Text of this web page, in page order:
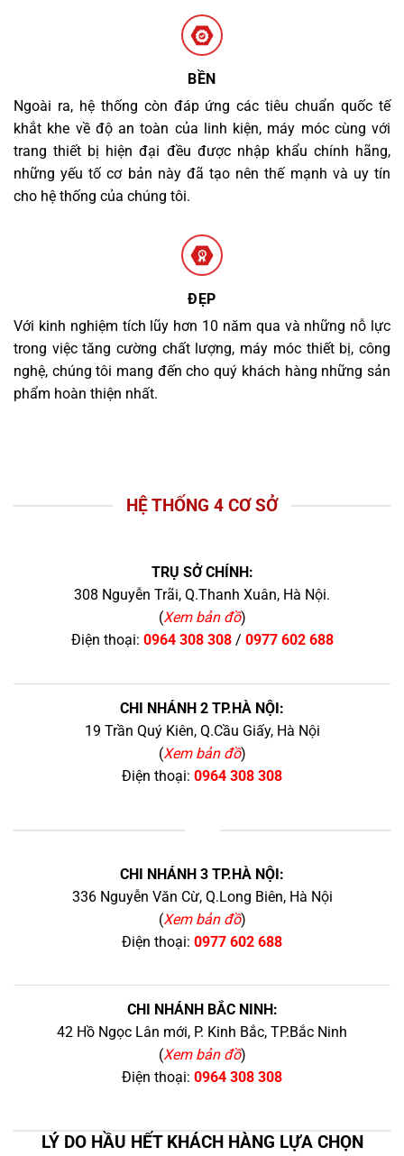
BỀN
Ngoài ra, hệ thống còn đáp ứng các tiêu chuẩn quốc tế
khắt khe về độ an toàn của linh kiện, máy móc cùng với
trang thiết bị hiện đại đều được nhập khẩu chính hãng,
những yếu tố cơ bản này đã tạo nên thế mạnh và uy tín
cho hệ thống của chúng tôi.
ĐẸP
Với kinh nghiệm tích lũy hơn 10 năm qua và những nỗ lực
trong việc tăng cường chất lượng, máy móc thiết bị, công
nghệ, chúng tôi mang đến cho quý khách hàng những sản
phẩm hoàn thiện nhất.
HỆ THỐNG 4 CƠ SỞ
TRỤ SỞ CHÍNH:
308 Nguyễn Trãi, Q.Thanh Xuân, Hà Nội.
(Xem bản đồ)
Điện thoại: 0964 308 308/ 0977 602 688
CHI NHÁNH 2 TP.HÀ NỘI:
19 Trần Quý Kiên, Q.Cầu Giấy, Hà Nội
(Xem bản đồ)
Điện thoại: 0964 308 308
CHI NHÁNH 3 TP.HÀ NỘI:
336 Nguyễn Văn Cừ, Q.Long Biên, Hà Nội
(Xem bản đồ)
Điện thoại: 0977 602 688
CHI NHÁNH BẮC NINH:
42 Hồ Ngọc Lân mới, P. Kinh Bắc, TP.Bắc Ninh
(Xem bản đồ)
Điện thoại: 0964 308 308
LÝ DO HẦU HẾT KHÁCH HÀNG LỰA CHỌN